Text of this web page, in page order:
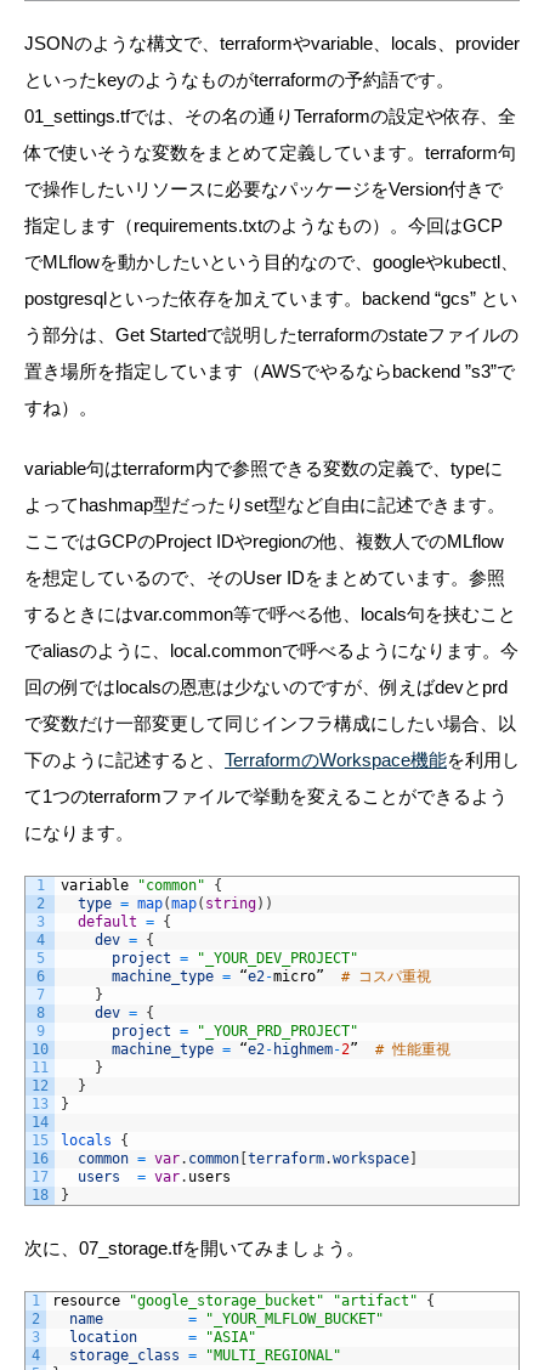
JSONのような構文で、terraformやvariable、locals、provider
といったkeyのようなものがterraformの予約語です。
01_settings.tfでは、その名の通りTerraformの設定や依存、全
体で使いそうな変数をまとめて定義しています。terraform句
で操作したいリソースに必要なパッケージをVersion付きで
指定します（requirements.txtのようなもの）。今回はGCP
でMLflowを動かしたいという目的なので、googleやkubectl、
postgresqlといった依存を加えています。backend “gcs” とい
う部分は、Get Startedで説明したterraformのstateファイルの
置き場所を指定しています（AWSでやるならbackend ”s3”で
すね）。
variable句はterraform内で参照できる変数の定義で、typeに
よってhashmap型だったりset型など自由に記述できます。
ここではGCPのProject IDやregionの他、複数人でのMLflow
を想定しているので、そのUser IDをまとめています。参照
するときにはvar.common等で呼べる他、locals句を挟むこと
でaliasのように、local.commonで呼べるようになります。今
回の例ではlocalsの恩恵は少ないのですが、例えばdevとprd
で変数だけ一部変更して同じインフラ構成にしたい場合、以
下のように記述すると、 TerraformのWorkspace機能を利用し
て1つのterraformファイルで挙動を変えることができるよう
になります。
1
2
3
4
5
6
7
8
9
10
11
12
13
14
15
16
17
18
variable "common"
{
type = map(map( string) )
default = {
dev = {
project =
"_YOUR_DEV_PROJECT"
machine_type = “e2-micro”
# コスパ重視
}
dev = {
project =
"_YOUR_PRD_PROJECT"
machine_type = “e2- highmem-2”
# 性能重視
}
}
}
locals
{
common = var. common [terraform.workspace]
users
= var. users
}
次に、07_storage.tfを開いてみましょう。
1
2
3
4
resource "google_storage_bucket" "artifact"
{
name
=
"_YOUR_MLFLOW_BUCKET"
location
=
"ASIA"
storage_class =
"MULTI_REGIONAL"